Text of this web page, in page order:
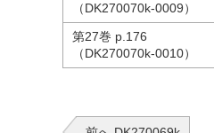
（DK270070k-0009）
第27巻 p.176
（DK270070k-0010）